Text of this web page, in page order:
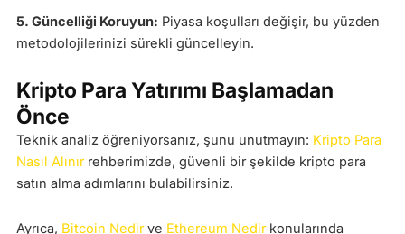
5. Güncelliği Koruyun: Piyasa koşulları değişir, bu yüzden
metodolojilerinizi sürekli güncelleyin.
Kripto Para Yatırımı Başlamadan
Önce
Teknik analiz öğreniyorsanız, şunu unutmayın: Kripto Para
Nasıl Alınırrehberimizde, güvenli bir şekilde kripto para
satın alma adımlarını bulabilirsiniz.
Ayrıca, Bitcoin Nedirve Ethereum Nedirkonularında